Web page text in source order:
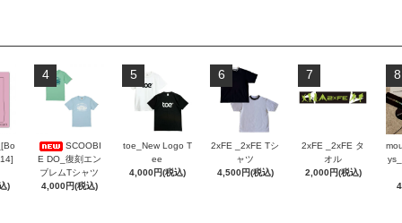
)
4
SCOOBI
E DO_復刻エン
ブレムTシャツ
4,000円(税込)
5
toe_New Logo T
ee
4,000円(税込)
6
2xFE _2xFE Tシ
ャツ
4,500円(税込)
7
2xFE _2xFE タ
オル
2,000円(税込)
8